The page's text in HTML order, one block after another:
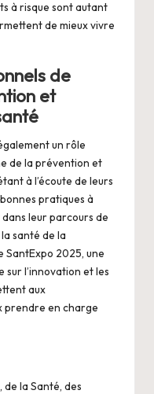
à risque sont autant
de mieux vivre
de
et
un rôle
de la prévention et
à l’écoute de leurs
pratiques à
leur parcours de
santé de la
SantExpo 2025, une
l’innovation et les
aux
prendre en charge
la Santé, des